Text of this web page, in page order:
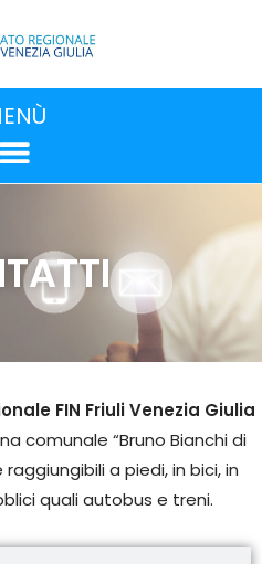
FIN Friuli Venezia Giulia
comunale “Bruno Bianchi di
a piedi, in bici, in
quali autobus e treni.